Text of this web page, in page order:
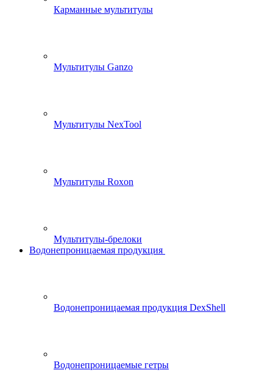
Карманные мультитулы
Мультитулы Ganzo
Мультитулы NexTool
Мультитулы Roxon
Мультитулы-брелоки
Водонепроницаемая продукция
Водонепроницаемая продукция DexShell
Водонепроницаемые гетры